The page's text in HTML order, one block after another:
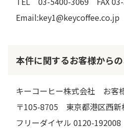
Email:key1@keycoffee.co.jp
本件に関するお客様から
キーコーヒー株式会社 お客
〒105-8705 東京都港区西新
フリーダイヤル 0120-192008